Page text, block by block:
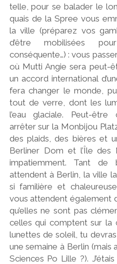
telle, pour se balader le
quais de la Spree vous
la ville (préparez vos
d’être mobilisées
conséquente…) : vous
où Mutti Angie sera peut-
un accord international
fera changer le monde,
tout de verre, dont les
l’eau glaciale. Peut-
arrêter sur la Monbijou
des plaids, des bières et
Berliner Dom et l’Île des
impatiemment. Tant de
attendent à Berlin, la ville
si familière et
vous attendent également
qu’elles ne sont pas
celles qui comptent sur la
lunettes de soleil, tu
une semaine à Berlin (mais
Sciences Po Lille ?).